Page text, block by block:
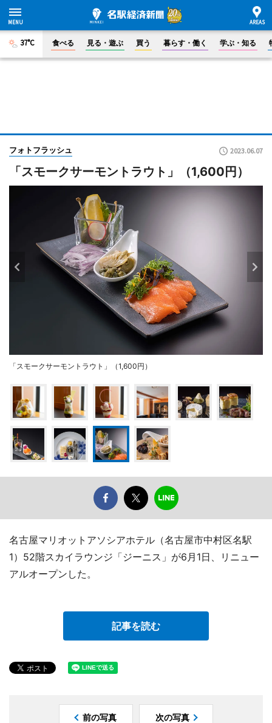
37°C 食べる 見る・遊ぶ 買う 暮らす・働く 学ぶ・知る
フォトフラッシュ 2023.06.07
「スモークサーモントラウト」（1,600円）
「スモークサーモントラウト」（1,600円）
名古屋マリオットアソシアホテル（名古屋市中村区名駅
1）52階スカイラウンジ「ジーニス」が6月1日、リニュー
アルオープンした。
記事を読む
前の写真 次の写真